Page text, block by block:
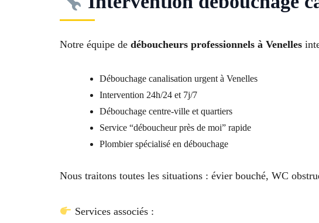
Notre équipe de déboucheurs professionnels à Venelles
Débouchage canalisation urgent à Venelles
Intervention 24h/24 et 7j/7
Débouchage centre-ville et quartiers
Service “déboucheur près de moi” rapide
Plombier spécialisé en débouchage
Nous traitons toutes les situations : évier bouché, WC
Services associés :